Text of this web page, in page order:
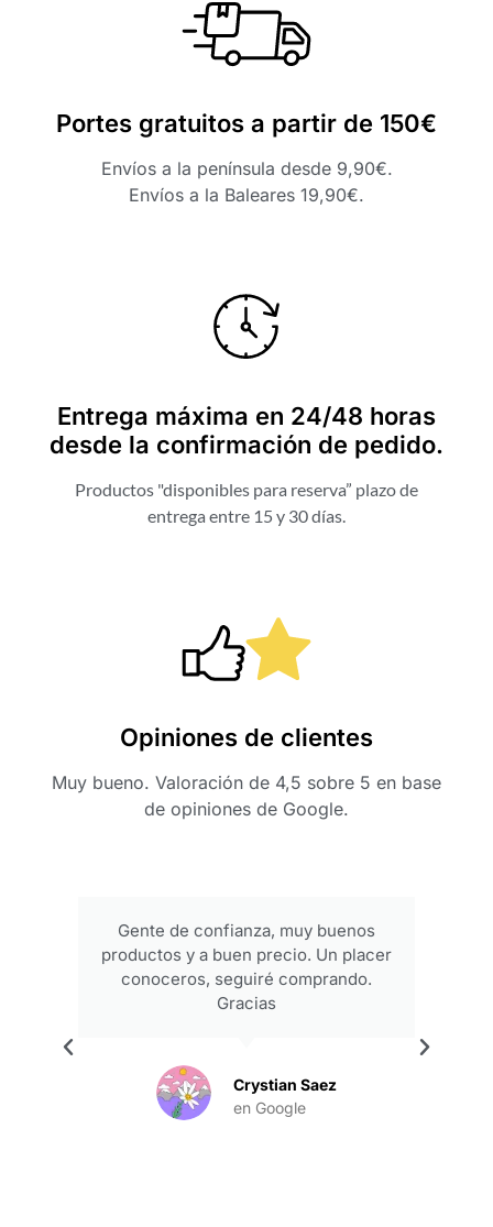
Portes gratuitos a partir de 150€
Envíos a la península desde 9,90€.
Envíos a la Baleares 19,90€.
Entrega máxima en 24/48 horas
desde la confirmación de pedido.
Productos "disponibles para reserva” plazo de
entrega entre 15 y 30 días.
Opiniones de clientes
Muy bueno. Valoración de 4,5 sobre 5 en base
de opiniones de Google.
Gente de confianza, muy buenos
productos y a buen precio. Un placer
conoceros, seguiré comprando.
Gracias
Crystian Saez
en Google